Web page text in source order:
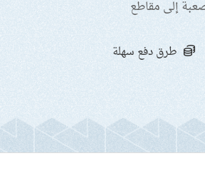
إلى مقاطع
طرق دفع سهلة